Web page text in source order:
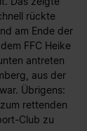
rückte
am Ende der
FFC Heike
antreten
aus der
Übrigens:
rettenden
Club zu